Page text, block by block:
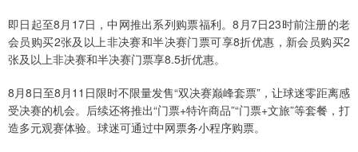
即日起至8月17日，中网推出系列购票福利。8月7日23时前注册的老
会员购买2张及以上非决赛和半决赛门票可享8折优惠，新会员购买2
张及以上非决赛和半决赛门票享8.5折优惠。
8月8日至8月11日限时不限量发售“双决赛巅峰套票”，让球迷零距离感
受决赛的机会。后续还将推出“门票+特许商品”“门票+文旅”等套餐，打
造多元观赛体验。球迷可通过中网票务小程序购票。